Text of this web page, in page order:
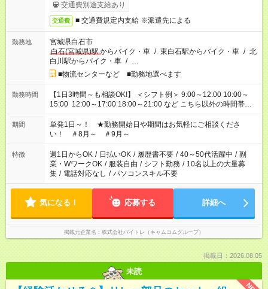
交通費別途支給あり
交通費 ■ 交通費規定内支給 ※派遣先による
勤務地
宮城県白石市
白石(宮城県)駅からバイク・車 / 東白石駅からバイク・車 / 北
白川駅からバイク・車 / …
■物流センターなど ■勤務地選べます
勤務時間
【1日3時間～も相談OK!】 ＜シフト例＞ 9:00～12:00 10:00～
15:00 12:00～17:00 18:00～21:00 など こちら以外の時間帯も
お気軽にご相談ください！
期間
単発1日～！ ★勤務開始日や期間はお気軽にご相談くださ
い！ ＃8月～ ＃9月～
特徴 週1日からOK / 日払いOK / 履歴書不要 / 40～50代活躍中 / 副
業・WワークOK / 服装自由 / シフト勤務 / 10名以上の大量募
集 / 電話対応なし / パソコンスキル不要
気になる！ 応募する 詳細へ
掲載元企業名 株式会社バイトレ（キャムコムグループ）
掲載日：2026.08.05
未読